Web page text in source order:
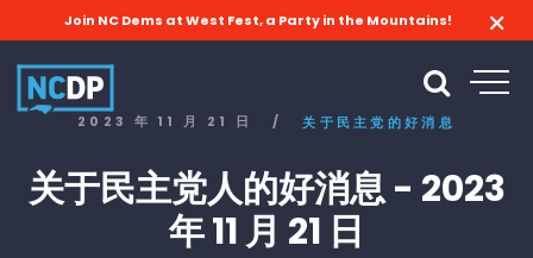
Join NC Dems at West Fest, a Party in the Mountains!
2023 年 11 月 21 日 / 关于民主党的好消息
关于民主党人的好消息 - 2023
年 11 月 21 日